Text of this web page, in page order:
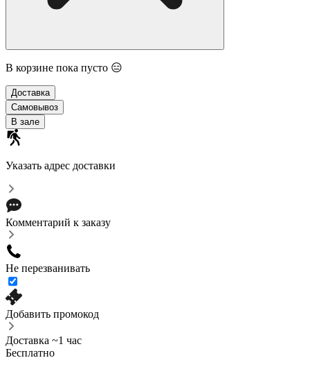
В корзине пока пусто 😑
Доставка
Самовывоз
В зале
Указать адрес доставки
Комментарий к заказу
Не перезванивать
Добавить промокод
Доставка ~1 час
Бесплатно